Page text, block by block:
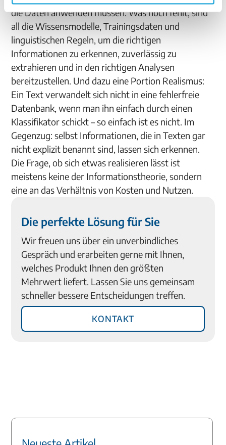
die Daten anwenden müssen. Was noch fehlt, sind
all die Wissensmodelle, Trainingsdaten und
linguistischen Regeln, um die richtigen
Informationen zu erkennen, zuverlässig zu
extrahieren und in den richtigen Analysen
bereitzustellen. Und dazu eine Portion Realismus:
Ein Text verwandelt sich nicht in eine fehlerfreie
Datenbank, wenn man ihn einfach durch einen
Klassifikator schickt – so einfach ist es nicht. Im
Gegenzug: selbst Informationen, die in Texten gar
nicht explizit benannt sind, lassen sich erkennen.
Die Frage, ob sich etwas realisieren lässt ist
meistens keine der Informationstheorie, sondern
eine an das Verhältnis von Kosten und Nutzen.
Die perfekte Lösung für Sie
Wir freuen uns über ein unverbindliches
Gespräch und erarbeiten gerne mit Ihnen,
welches Produkt Ihnen den größten
Mehrwert liefert. Lassen Sie uns gemeinsam
schneller bessere Entscheidungen treffen.
Kontakt